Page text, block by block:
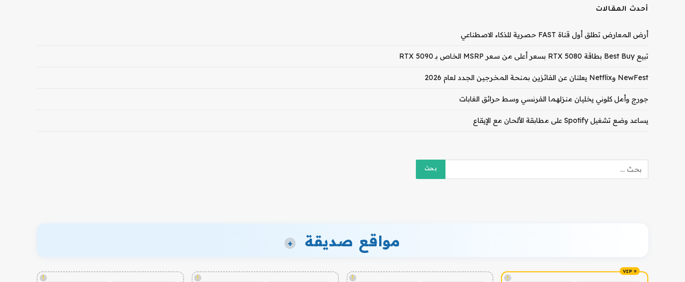
أحدث المقالات
أرض المعارض تطلق أول قناة FAST حصرية للذكاء الاصطناعي
تبيع Best Buy بطاقة RTX 5080 بسعر أعلى من سعر MSRP الخاص بـ RTX 5090
NewFest وNetflix يعلنان عن الفائزين بمنحة المخرجين الجدد لعام 2026
جورج وأمل كلوني يخليان منزلهما الفرنسي وسط حرائق الغابات
يساعد وضع تشغيل Spotify على مطابقة الألحان مع الإيقاع
مواقع صديقة +
!
!
!
!